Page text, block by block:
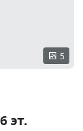
5
эт.